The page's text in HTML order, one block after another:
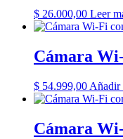
$ 26.000,00 Leer
Cámara
$ 54.999,00 Añadir
Cámara